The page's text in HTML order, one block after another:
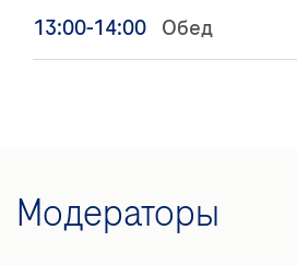
13:00-14:00 Обед
Модераторы